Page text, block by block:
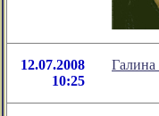
12.07.2008
10:25
Галина